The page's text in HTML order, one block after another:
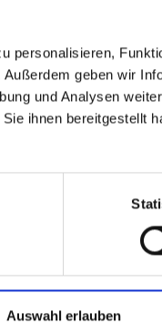
personalisieren,
geben wir
und Analysen
ihnen bereitgestellt
Auswahl erlauben